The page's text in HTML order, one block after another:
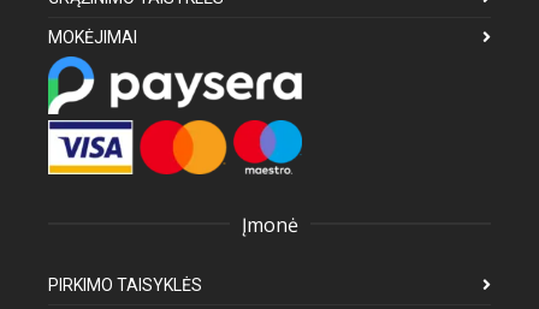
MOKĖJIMAI
Įmonė
PIRKIMO TAISYKLĖS